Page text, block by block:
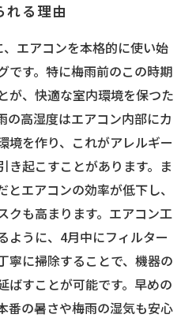
れる理由
エアコンを本格的に使い始
です。特に梅雨前のこの時期
が、快適な室内環境を保つた
の高湿度はエアコン内部にカ
境を作り、これがアレルギー
き起こすことがあります。ま
エアコンの効率が低下し、
クも高まります。エアコン工
ように、4月中にフィルター
寧に掃除することで、機器の
ばすことが可能です。早めの
番の暑さや梅雨の湿気も安心